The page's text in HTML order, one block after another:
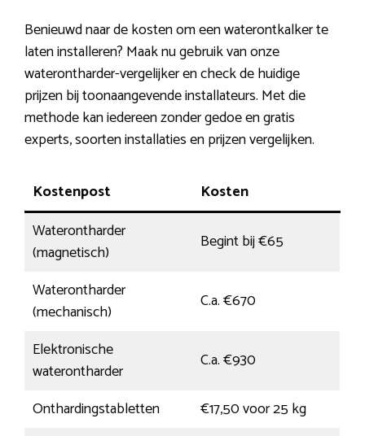
Benieuwd naar de kosten om een waterontkalker te
laten installeren? Maak nu gebruik van onze
waterontharder-vergelijker en check de huidige
prijzen bij toonaangevende installateurs. Met die
methode kan iedereen zonder gedoe en gratis
experts, soorten installaties en prijzen vergelijken.
Kostenpost
Kosten
Waterontharder
(magnetisch)
Begint bij €65
Waterontharder
(mechanisch)
C.a. €670
Elektronische
waterontharder
C.a. €930
Onthardingstabletten
€17,50 voor 25 kg